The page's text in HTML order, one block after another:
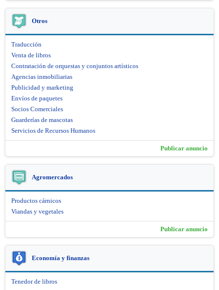
Otros
Traducción
Venta de libros
Contratación de orquestas y conjuntos artísticos
Agencias inmobiliarias
Publicidad y marketing
Envíos de paquetes
Socios Comerciales
Guarderías de mascotas
Servicios de Recursos Humanos
Publicar anuncio
Agromercados
Productos cárnicos
Viandas y vegetales
Publicar anuncio
Economía y finanzas
Tenedor de libros